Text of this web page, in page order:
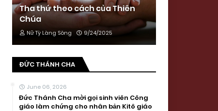
Tha thứ theo cách của Thiên
Chúa
Nữ Tỳ Làng Sông 9/24/2025
ĐỨC THÁNH CHA
June 06, 2026
Đức Thánh Cha mời gọi sinh viên Công
giáo làm chứng cho nhân bản Kitô giáo